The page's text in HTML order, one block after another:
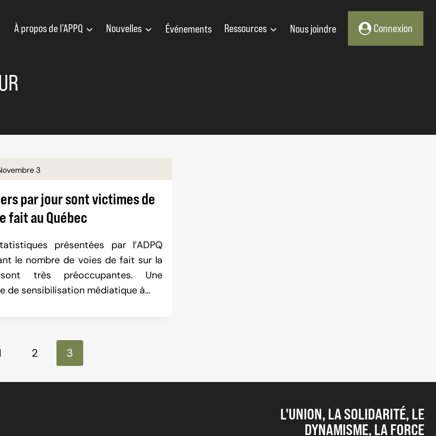
À propos de l’APPQ Nouvelles Événements Ressources Nous joindre Connexion
3
par jour sont victimes de
fait au Québec
présentées par l’ADPQ
le nombre de voies de fait sur la
très préoccupantes. Une
de sensibilisation médiatique à…
2 3
L'UNION, LA SOLIDARITÉ, LE
DYNAMISME, LA FORCE